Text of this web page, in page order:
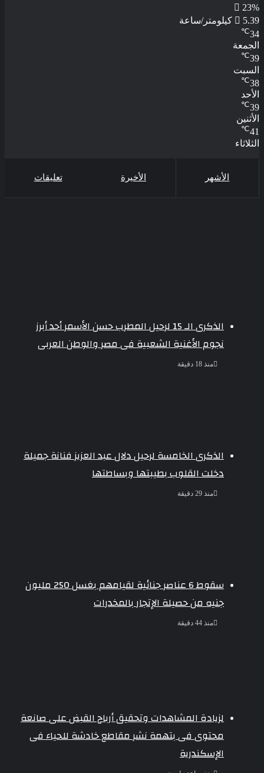
23%
5.39 كيلومتر/ساعة
34
℃
الجمعة
39
℃
السبت
38
℃
الأحد
39
℃
الأثنين
41
℃
الثلاثاء
الأشهر الأخيرة تعليقات
الذكرى الـ 15 لرحيل المطرب حسن الأسمر أحد أبرز
نجوم الأغنية الشعبية فى مصر والوطن العربى
منذ 18 دقيقة
الذكرى الخامسة لرحيل دلال عبد العزيز فنانة جميلة
دخلت القلوب بطيبتها وبساطتها
منذ 29 دقيقة
سقوط 6 عناصر جنائية لقيامهم بغسل 250 مليون
جنيه من حصيلة الإتجار بالمخدرات
منذ 44 دقيقة
لزيادة المشاهدات وتحقيق أرباح القبض على صانعة
محتوى فى بتهمة نشر مقاطع خادشة للحياء فى
الإسكندرية